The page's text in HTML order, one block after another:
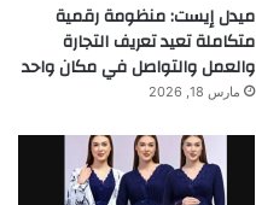
ميدل إيست: منظومة رقمية
متكاملة تعيد تعريف التجارة
والعمل والتواصل في مكان واحد
مارس 18, 2026